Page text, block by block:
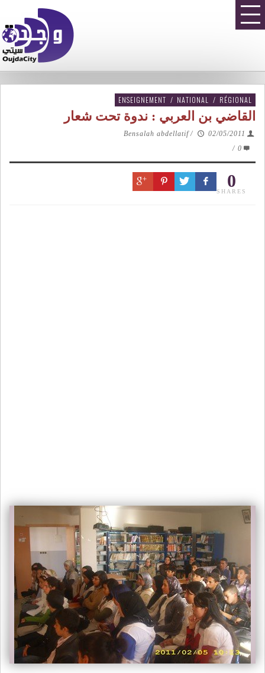
ENSEIGNEMENT / NATIONAL / RÉGIONAL
القاضي بن العربي : ندوة تحت شعار
Bensalah abdellatif /
02/05/2011
0
/
0
SHARES